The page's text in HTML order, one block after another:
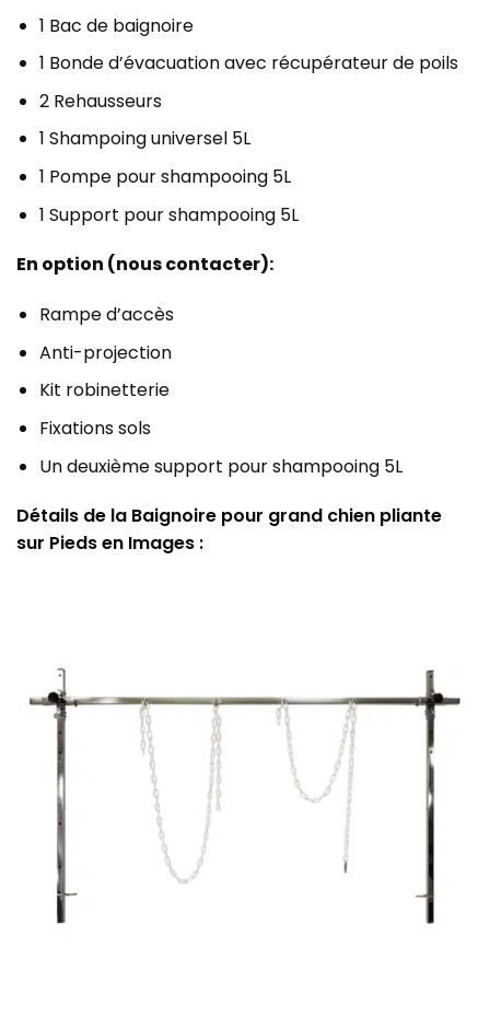
1 Bac de baignoire
1 Bonde d’évacuation avec récupérateur de poils
2 Rehausseurs
1 Shampoing universel 5L
1 Pompe pour shampooing 5L
1 Support pour shampooing 5L
En option (nous contacter):
Rampe d’accès
Anti-projection
Kit robinetterie
Fixations sols
Un deuxième support pour shampooing 5L
Détails de la Baignoire pour grand chien pliante
sur Pieds en Images :